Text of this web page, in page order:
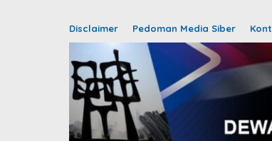
Disclaimer Pedoman Media Siber